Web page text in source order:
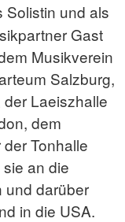
Solistin und als
Gast
Musikverein
Salzburg,
Laeiszhalle
dem
Tonhalle
an die
und darüber
in die USA.